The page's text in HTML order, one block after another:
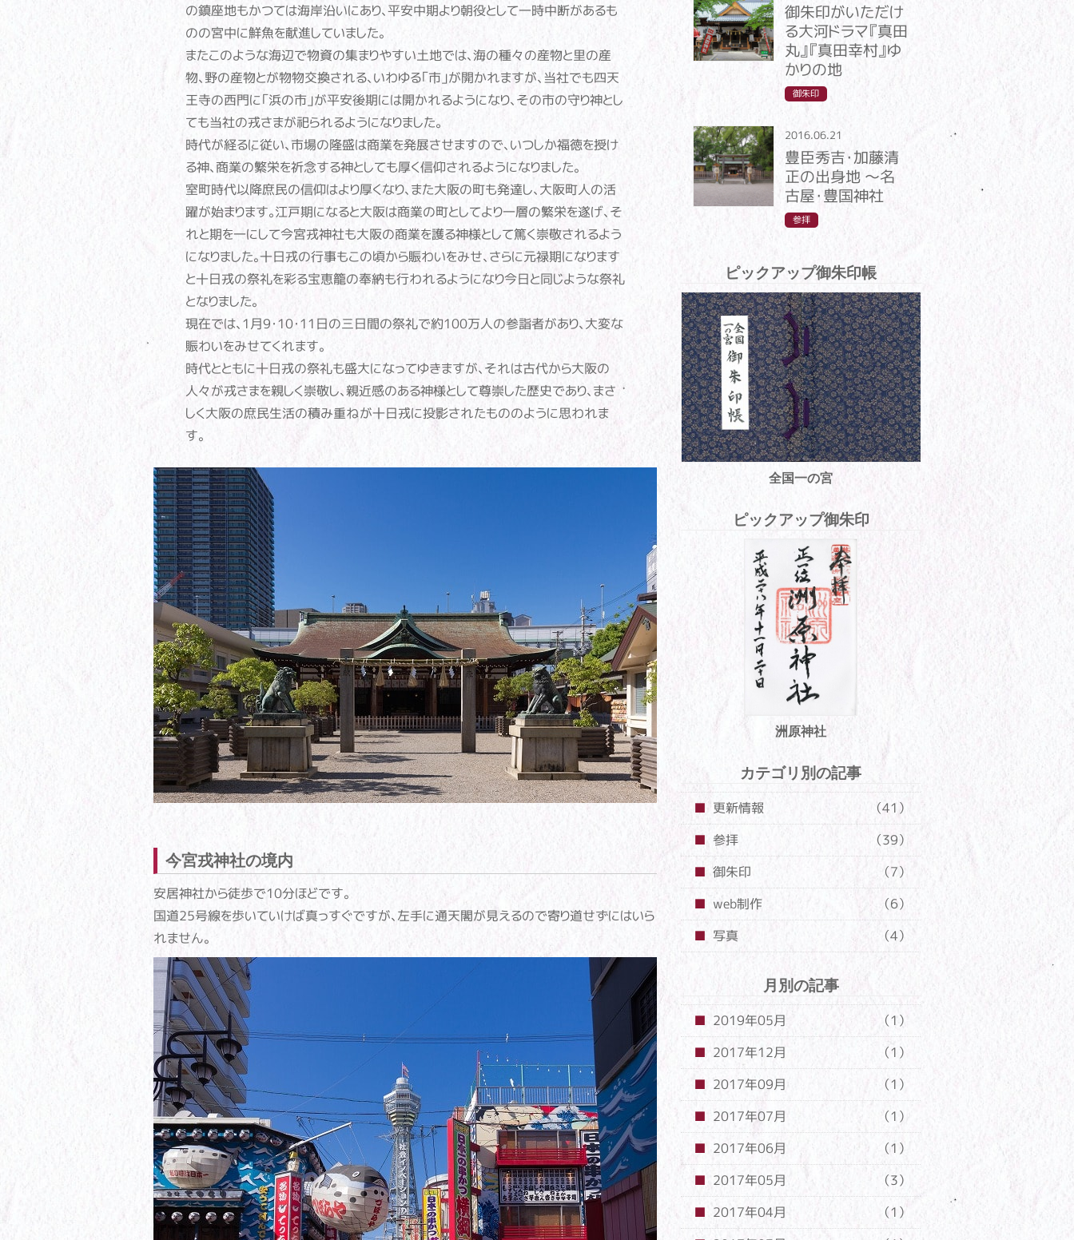
の鎮座地もかつては海岸沿いにあり、平安中期より朝役として一時中断があるも
のの宮中に鮮魚を献進していました。
またこのような海辺で物資の集まりやすい土地では、海の種々の産物と里の産
物、野の産物とが物物交換される、いわゆる「市」が開かれますが、当社でも四天
王寺の西門に「浜の市」が平安後期には開かれるようになり、その市の守り神とし
ても当社の戎さまが祀られるようになりました。
時代が経るに従い、市場の隆盛は商業を発展させますので、いつしか福徳を授け
る神、商業の繁栄を祈念する神としても厚く信仰されるようになりました。
室町時代以降庶民の信仰はより厚くなり、また大阪の町も発達し、大阪町人の活
躍が始まります。江戸期になると大阪は商業の町としてより一層の繁栄を遂げ、そ
れと期を一にして今宮戎神社も大阪の商業を護る神様として篤く崇敬されるよう
になりました。十日戎の行事もこの頃から賑わいをみせ、さらに元禄期になります
と十日戎の祭礼を彩る宝恵籠の奉納も行われるようになり今日と同じような祭礼
となりました。
現在では、1月9・10・11日の三日間の祭礼で約100万人の参詣者があり、大変な
賑わいをみせてくれます。
時代とともに十日戎の祭礼も盛大になってゆきますが、それは古代から大阪の
人々が戎さまを親しく崇敬し、親近感のある神様として尊崇した歴史であり、まさ
しく大阪の庶民生活の積み重ねが十日戎に投影されたもののように思われま
す。
今宮戎神社の境内
安居神社から徒歩で10分ほどです。
国道25号線を歩いていけば真っすぐですが、左手に通天閣が見えるので寄り道せずにはいら
れません。
御朱印がいただけ
る大河ドラマ『真田
丸』『真田幸村』ゆ
かりの地
御朱印
2016.06.21
豊臣秀吉・加藤清
正の出身地 ～名
古屋・豊国神社
参拝
ピックアップ御朱印帳
全国一の宮
ピックアップ御朱印
洲原神社
カテゴリ別の記事
更新情報
（41）
参拝
（39）
御朱印
（7）
web制作
（6）
写真
（4）
月別の記事
2019年05月
（1）
2017年12月
（1）
2017年09月
（1）
2017年07月
（1）
2017年06月
（1）
2017年05月
（3）
2017年04月
（1）